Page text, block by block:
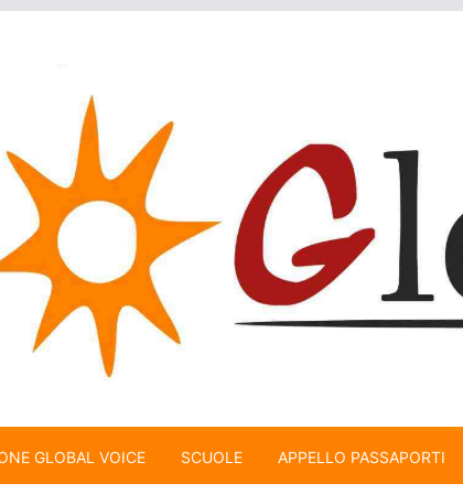
GLOBAL VOICE SCUOLE APPELLO PASSAPORTI